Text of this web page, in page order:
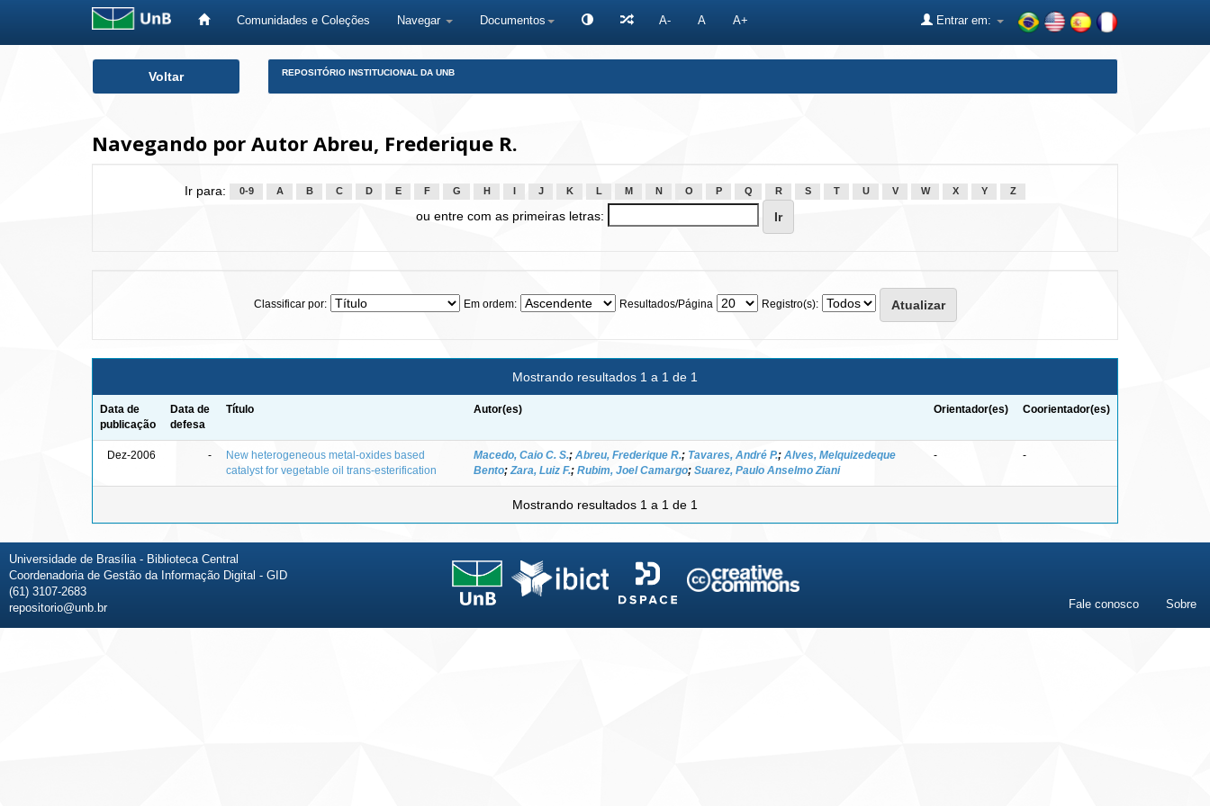
Comunidades e Coleções Navegar Documentos A- A A+ Entrar em:
Voltar REPOSITÓRIO INSTITUCIONAL DA UNB
Navegando por Autor Abreu, Frederique R.
Ir para: 0-9 A B C D E F G H J K L M N O P Q R S T U V W X Y Z
ou entre com as primeiras letras:
Classificar por: Em ordem: Resultados/Página Registro(s):
Mostrando resultados 1 a 1 de 1
Data de
publicação
Data de
defesa
Título Autor(es) Orientador(es) Coorientador(es)
Dez-2006 -
New heterogeneous metal-oxides based
catalyst for vegetable oil trans-esterification
Macedo, Caio C. S.; Abreu, Frederique R.; Tavares, André P.; Alves, Melquizedeque
Bento; Zara, Luiz F.; Rubim, Joel Camargo; Suarez, Paulo Anselmo Ziani
- -
Mostrando resultados 1 a 1 de 1
Universidade de Brasília - Biblioteca Central
Coordenadoria de Gestão da Informação Digital - GID
(61) 3107-2683
repositorio@unb.br
Fale conosco Sobre